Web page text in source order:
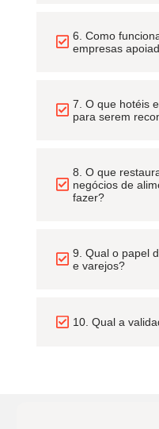
6. Como
empresas
7. O que hotéis
para serem
8. O que
negócios de
fazer?
9. Qual o papel
e varejos?
10. Qual a